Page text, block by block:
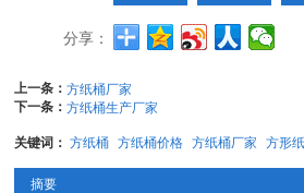
分享：
上一条：方纸桶厂家
下一条：方纸桶生产厂家
关键词：方纸桶 方纸桶价格 方纸桶厂家 方形
摘要